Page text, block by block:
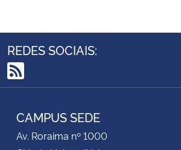
REDES SOCIAIS:
RSS
CAMPUS SEDE
Av. Roraima nº 1000